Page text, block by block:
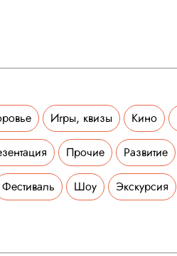
Игры, квизы Кино
Прочие Развитие
Фестиваль Шоу Экскурсия